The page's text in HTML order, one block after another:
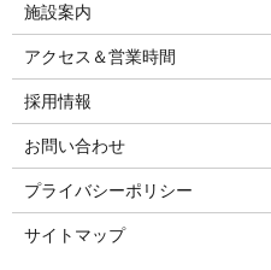
施設案内
アクセス＆営業時間
採用情報
お問い合わせ
プライバシーポリシー
サイトマップ